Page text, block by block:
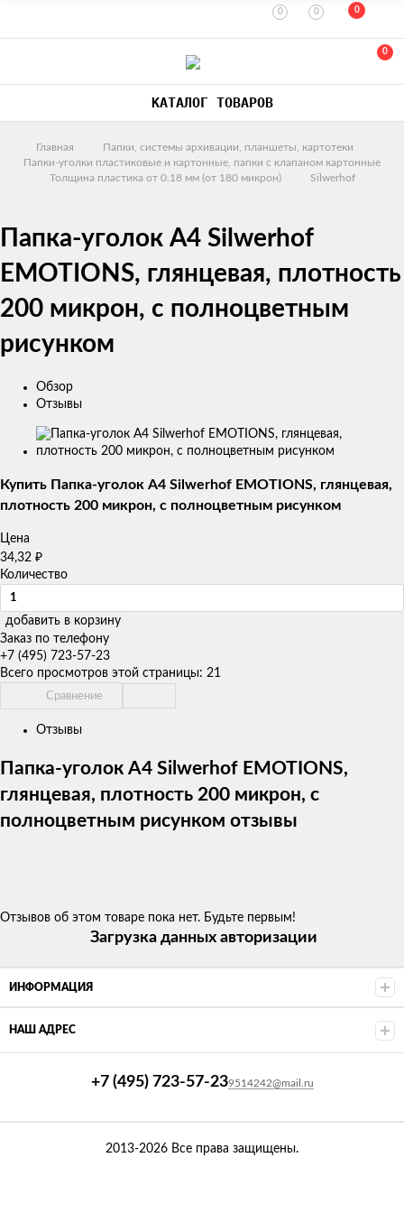
0 0 0
0
КАТАЛОГ ТОВАРОВ
Главная
Папки, системы архивации, планшеты, картотеки
Папки-уголки пластиковые и картонные, папки с клапаном картонные
Толщина пластика от 0.18 мм (от 180 микрон)
Silwerhof
Папка-уголок А4 Silwerhof
EMOTIONS, глянцевая, плотность
200 микрон, с полноцветным
рисунком
Обзор
Отзывы
Изображения
Купить Папка-уголок А4 Silwerhof EMOTIONS, глянцевая,
плотность 200 микрон, с полноцветным рисунком
Цена
34,32 ₽
Количество
добавить в корзину
Заказ по телефону
+7 (495) 723-57-23
Всего просмотров этой страницы: 21
Сравнение
Отзывы
Папка-уголок А4 Silwerhof EMOTIONS,
глянцевая, плотность 200 микрон, с
полноцветным рисунком отзывы
Отзывов об этом товаре пока нет. Будьте первым!
Загрузка данных авторизации
ИНФОРМАЦИЯ
НАШ АДРЕС
+7 (495) 723-57-239514242@mail.ru
2013-2026 Все права защищены.